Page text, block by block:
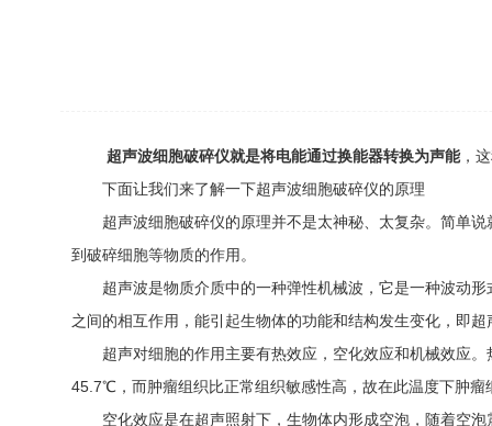
超声波细胞破碎仪就是将电能通过换能器转换为声能，
下面让我们来了解一下超声波细胞破碎仪的原理
超声波细胞破碎仪的原理并不是太神秘、太复杂。简单说
到破碎细胞等物质的作用。
超声波是物质介质中的一种弹性机械波，它是一种波动形
之间的相互作用，能引起生物体的功能和结构发生变化，即超
超声对细胞的作用主要有热效应，空化效应和机械效应。
45.7℃，而肿瘤组织比正常组织敏感性高，故在此温度下肿
空化效应是在超声照射下，生物体内形成空泡，随着空泡